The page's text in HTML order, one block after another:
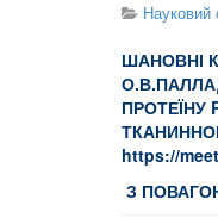
Науковий
ШАНОВНІ
ПРОТЕЇНУ
https://
З